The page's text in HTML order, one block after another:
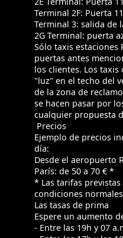
Terminal 2F: Puerta
Terminal 3: salida de
2G Terminal: puerta
Sólo taxis estaciones
puertas antes
los clientes. Los
"luz" en el techo del
de la zona de
se hacen pasar por
cualquier propuesta
Precios
Ejemplo de precios
día:
Desde el aeropuerto
París: de 50 a 70 € *
* Las tarifas
condiciones
Las tasas de prima
Espere un aumento
- Entre las 19h y 07